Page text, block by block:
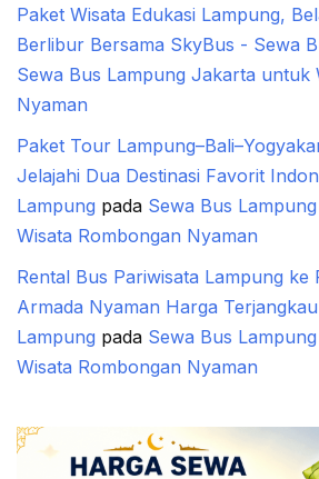
Paket Wisata Edukasi Lampung,
Berlibur Bersama SkyBus - Sewa
Sewa Bus Lampung Jakarta untuk
Nyaman
Paket Tour
Jelajahi Dua Destinasi Favorit
Lampung pada Sewa Bus
Wisata Rombongan Nyaman
Rental Bus Pariwisata Lampung ke
Armada Nyaman Harga
Lampung pada Sewa Bus
Wisata Rombongan Nyaman